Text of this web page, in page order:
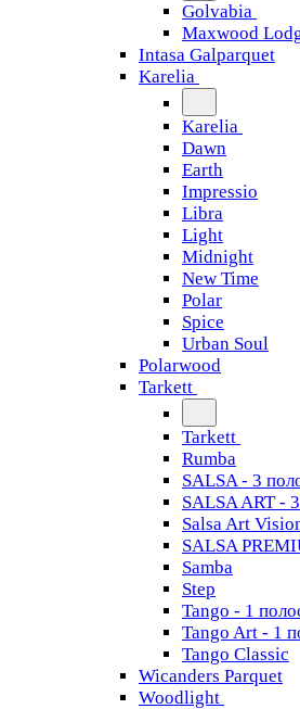
Golvabia
Maxwood
Intasa Galparquet
Karelia
Karelia
Dawn
Earth
Impressio
Libra
Light
Midnight
New Time
Polar
Spice
Urban Soul
Polarwood
Tarkett
Tarkett
Rumba
SALSA - 3
SALSA ART -
Salsa Art
SALSA
Samba
Step
Tango - 1
Tango Art - 1
Tango Classiс
Wicanders Parquet
Woodlight